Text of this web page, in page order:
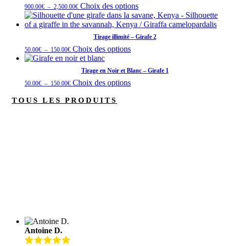
900.00€ – 2,500.00€Plage
de
prix :
900.00€
à
2,500.00€
Choix des optionsCe
produit
a
plusieurs
variations.
peuvent
Tirage illimité – Girafe 2
50.00€ – 150.00€Plage
de
prix :
Choix des optionsCe
a
plusieurs
variations.
Tirage en Noir et Blanc – Girafe 1
50.00€ – 150.00€Plage
de
50.00€
à
Choix des optionsCe
TOUS LES PRODUITS
Antoine D.